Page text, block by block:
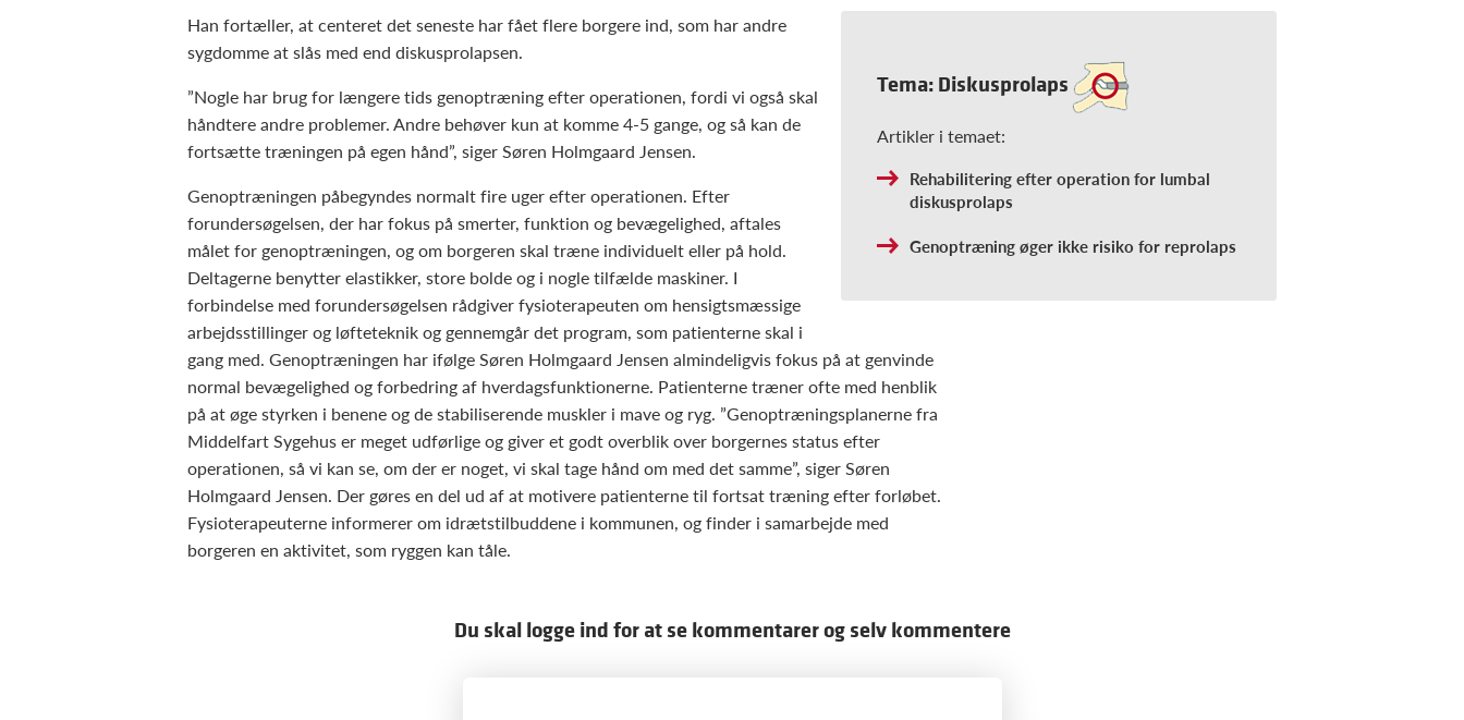
Tema: Diskusprolaps
Artikler i temaet:
Rehabilitering efter operation for lumbal
diskusprolaps
Genoptræning øger ikke risiko for reprolaps
Han fortæller, at centeret det seneste har fået flere borgere ind, som har andre
sygdomme at slås med end diskusprolapsen.
”Nogle har brug for længere tids genoptræning efter operationen, fordi vi også skal
håndtere andre problemer. Andre behøver kun at komme 4-5 gange, og så kan de
fortsætte træningen på egen hånd”, siger Søren Holmgaard Jensen.
Genoptræningen påbegyndes normalt fire uger efter operationen. Efter
forundersøgelsen, der har fokus på smerter, funktion og bevægelighed, aftales
målet for genoptræningen, og om borgeren skal træne individuelt eller på hold.
Deltagerne benytter elastikker, store bolde og i nogle tilfælde maskiner. I
forbindelse med forundersøgelsen rådgiver fysioterapeuten om hensigtsmæssige
arbejdsstillinger og løfteteknik og gennemgår det program, som patienterne skal i
gang med. Genoptræningen har ifølge Søren Holmgaard Jensen almindeligvis fokus på at genvinde
normal bevægelighed og forbedring af hverdagsfunktionerne. Patienterne træner ofte med henblik
på at øge styrken i benene og de stabiliserende muskler i mave og ryg. ”Genoptræningsplanerne fra
Middelfart Sygehus er meget udførlige og giver et godt overblik over borgernes status efter
operationen, så vi kan se, om der er noget, vi skal tage hånd om med det samme”, siger Søren
Holmgaard Jensen. Der gøres en del ud af at motivere patienterne til fortsat træning efter forløbet.
Fysioterapeuterne informerer om idrætstilbuddene i kommunen, og finder i samarbejde med
borgeren en aktivitet, som ryggen kan tåle.
Du skal logge ind for at se kommentarer og selv kommentere